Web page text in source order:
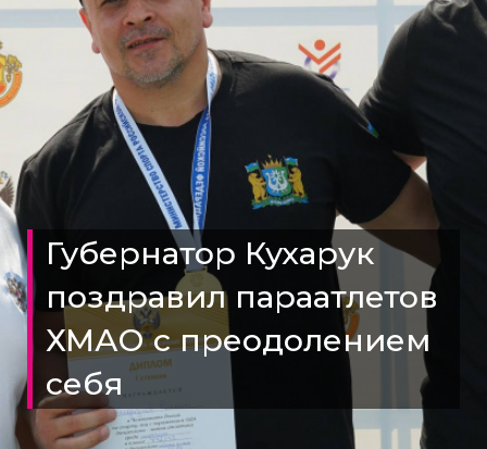
Губернатор Кухарук
поздравил параатлетов
ХМАО с преодолением
себя